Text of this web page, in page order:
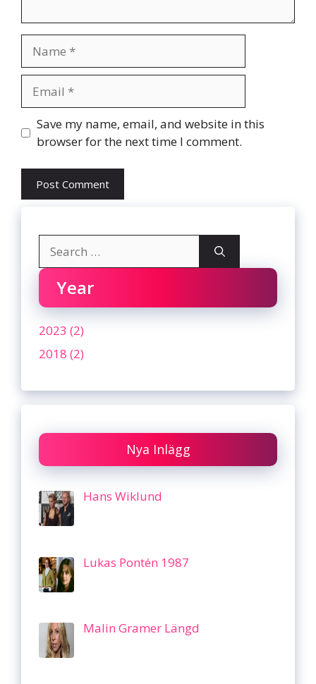
Website
Save my name, email, and website in this
browser for the next time I comment.
for:
Year
2023 (2)
2018 (2)
Nya Inlägg
Hans Wiklund
Lukas Pontén 1987
Malin Gramer Längd